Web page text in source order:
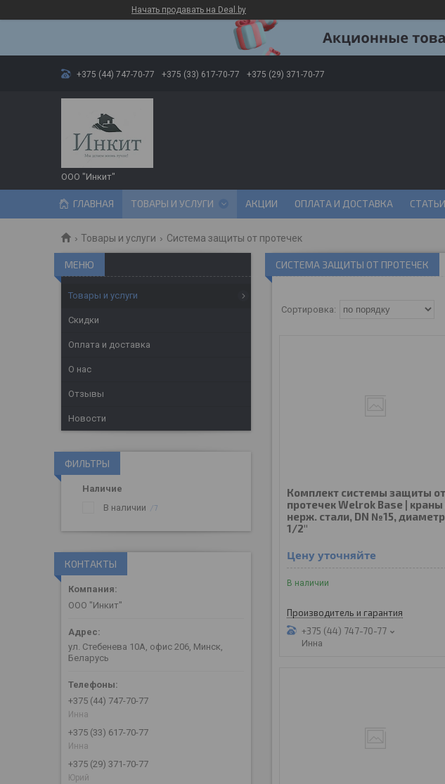
Начать продавать на Deal.by
+375 (44) 747-70-77 +375 (33) 617-70-77 +375 (29) 371-70-77
ООО "Инкит"
ГЛАВНАЯ ТОВАРЫ И УСЛУГИ АКЦИИ ОПЛАТА И ДОСТАВКА СТАТЬИ
Товары и услуги Система защиты от протечек
СИСТЕМА ЗАЩИТЫ ОТ ПРОТЕЧЕК
Комплект системы защиты от
протечек Welrok Base | краны
нерж. стали, DN №15, диаметр
1/2"
Цену уточняйте
В наличии
Производитель и гарантия
+375 (44) 747-70-77
Инна
Товары и услуги
Скидки
Оплата и доставка
О нас
Отзывы
Новости
ФИЛЬТРЫ
Наличие
В наличии
7
КОНТАКТЫ
ООО "Инкит"
ул. Стебенева 10А, офис 206, Минск,
Беларусь
+375 (44) 747-70-77
Инна
+375 (33) 617-70-77
Инна
+375 (29) 371-70-77
Юрий